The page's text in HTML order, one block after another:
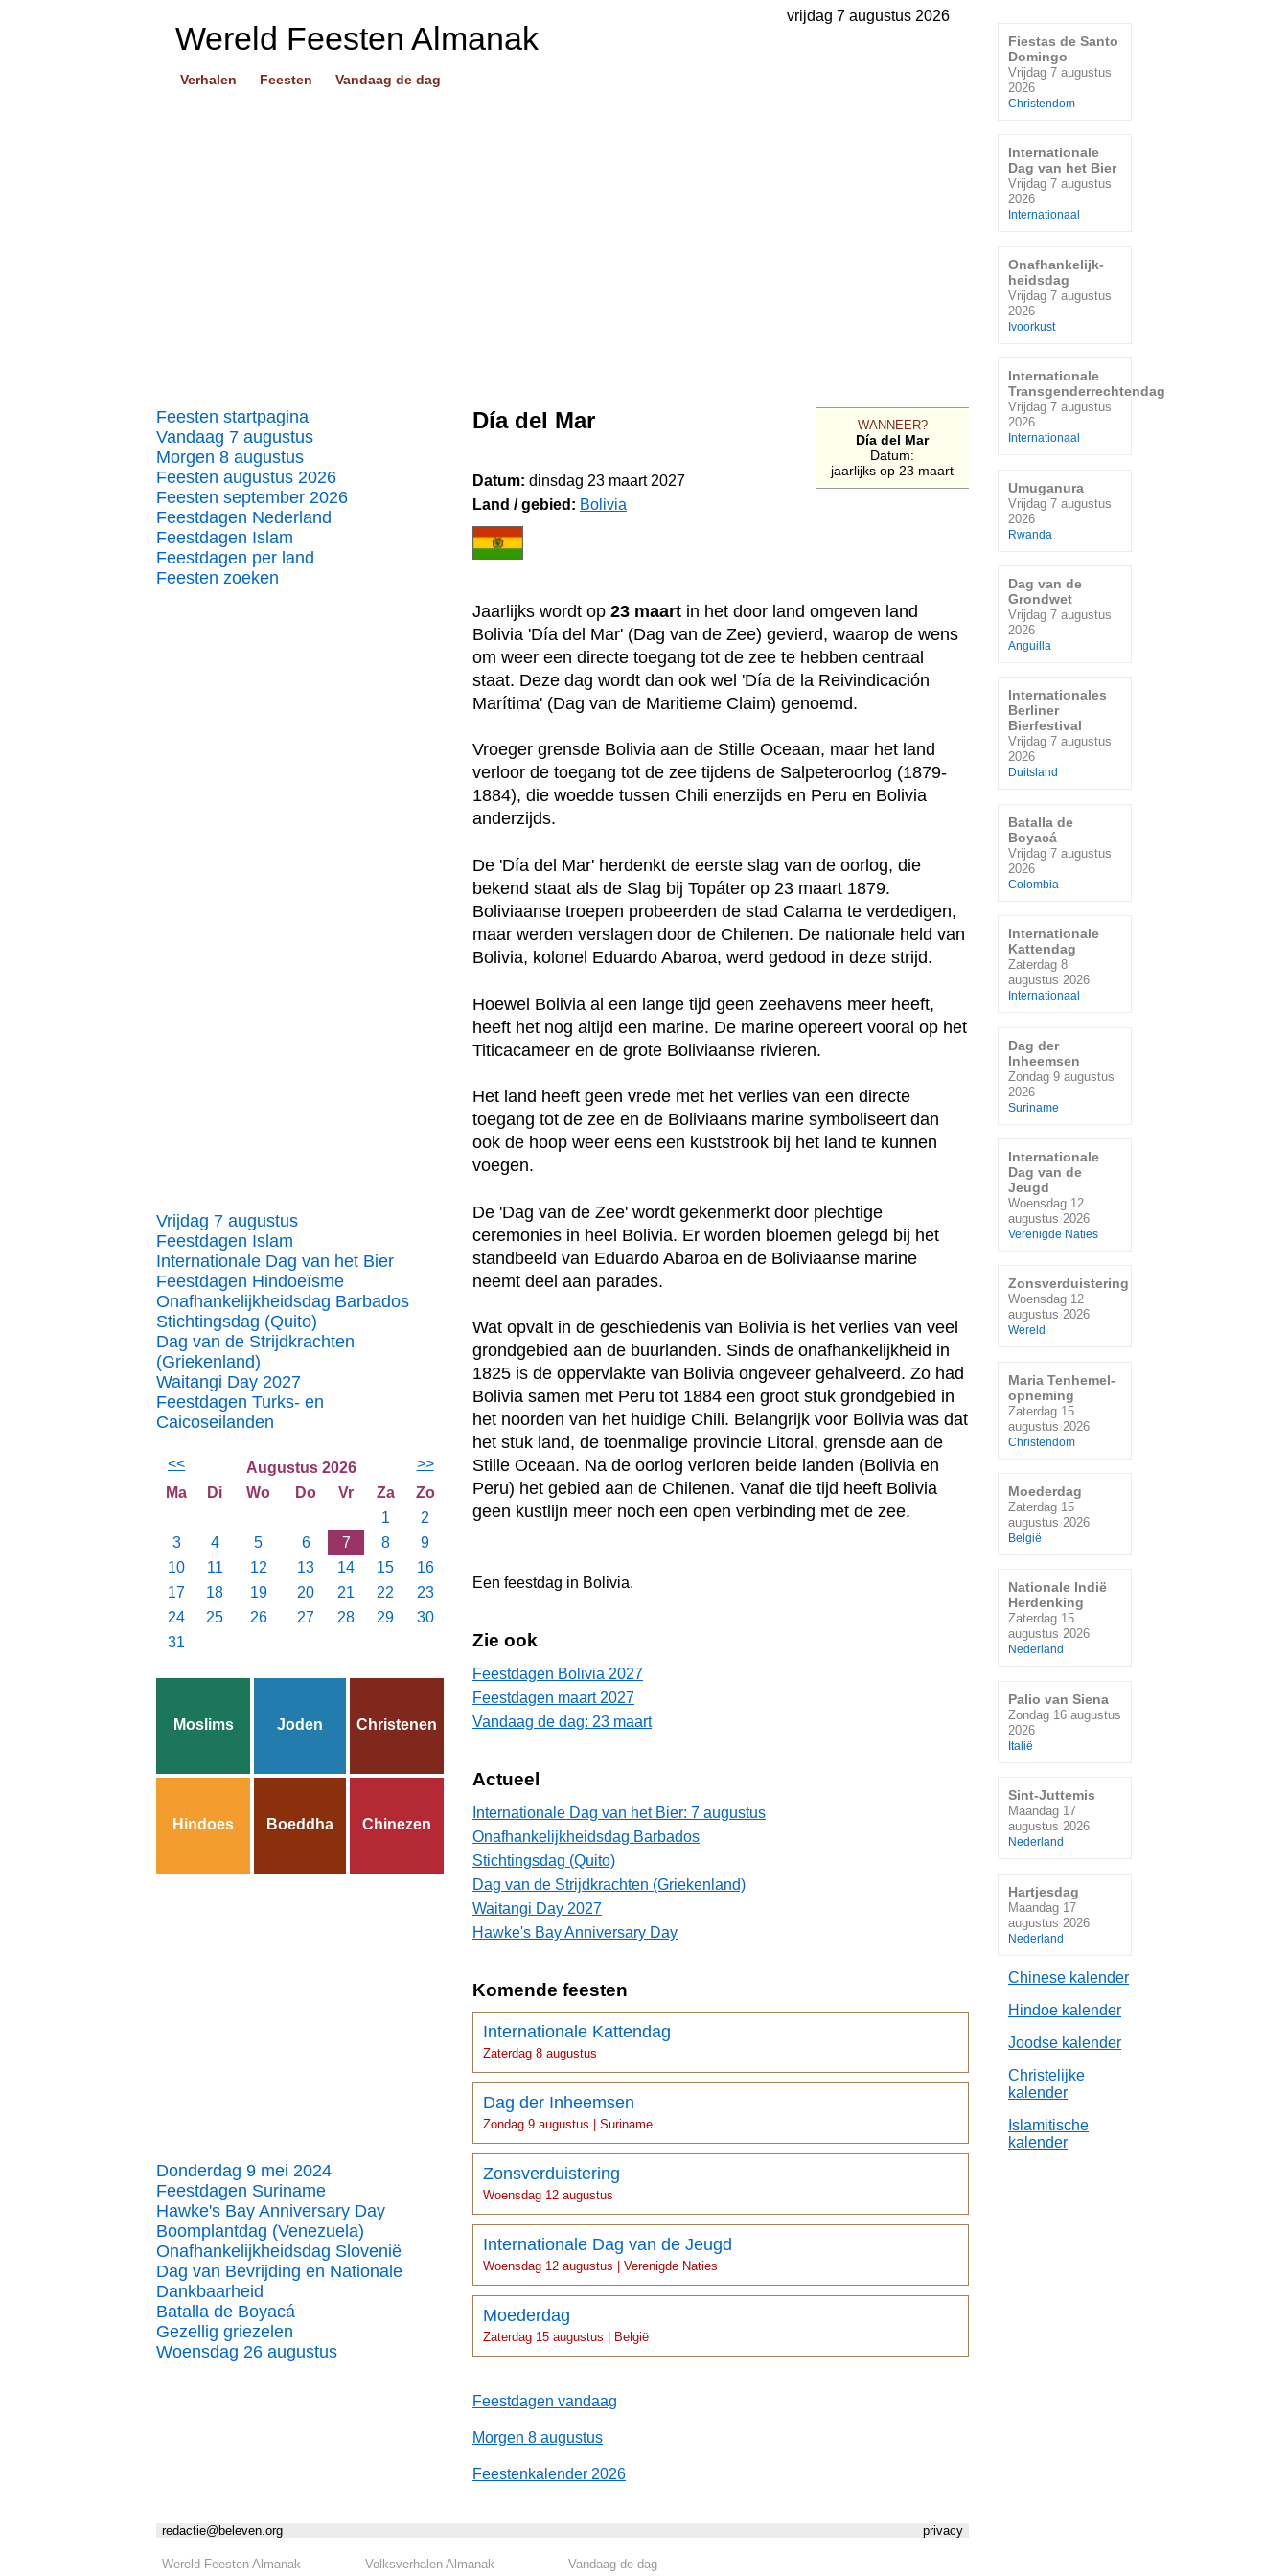
vrijdag 7 augustus 2026
Wereld Feesten Almanak
Verhalen Feesten Vandaag de dag
Feesten startpagina
Vandaag 7 augustus
Morgen 8 augustus
Feesten augustus 2026
Feesten september 2026
Feestdagen Nederland
Feestdagen Islam
Feestdagen per land
Feesten zoeken
Vrijdag 7 augustus
Feestdagen Islam
Internationale Dag van het Bier
Feestdagen Hindoeïsme
Onafhankelijkheidsdag Barbados
Stichtingsdag (Quito)
Dag van de Strijdkrachten
(Griekenland)
Waitangi Day 2027
Feestdagen Turks- en
Caicoseilanden
<< Augustus 2026
>>
Ma
Di Wo Do Vr Za
Zo
1
2
3
4 5 6 7 8
9
10
11 12 13 14 15
16
17
18 19 20 21 22
23
24
25 26 27 28 29
30
31
Moslims Joden Christenen
Hindoes Boeddha Chinezen
Donderdag 9 mei 2024
Feestdagen Suriname
Hawke's Bay Anniversary Day
Boomplantdag (Venezuela)
Onafhankelijkheidsdag Slovenië
Dag van Bevrijding en Nationale
Dankbaarheid
Batalla de Boyacá
Gezellig griezelen
Woensdag 26 augustus
WANNEER?
Día del Mar
Datum:
jaarlijks op 23 maart
Día del Mar
Datum: dinsdag 23 maart 2027
Land / gebied: Bolivia
Jaarlijks wordt op 23 maart in het door land omgeven land
Bolivia 'Día del Mar' (Dag van de Zee) gevierd, waarop de wens
om weer een directe toegang tot de zee te hebben centraal
staat. Deze dag wordt dan ook wel 'Día de la Reivindicación
Marítima' (Dag van de Maritieme Claim) genoemd.
Vroeger grensde Bolivia aan de Stille Oceaan, maar het land
verloor de toegang tot de zee tijdens de Salpeteroorlog (1879-
1884), die woedde tussen Chili enerzijds en Peru en Bolivia
anderzijds.
De 'Día del Mar' herdenkt de eerste slag van de oorlog, die
bekend staat als de Slag bij Topáter op 23 maart 1879.
Boliviaanse troepen probeerden de stad Calama te verdedigen,
maar werden verslagen door de Chilenen. De nationale held van
Bolivia, kolonel Eduardo Abaroa, werd gedood in deze strijd.
Hoewel Bolivia al een lange tijd geen zeehavens meer heeft,
heeft het nog altijd een marine. De marine opereert vooral op het
Titicacameer en de grote Boliviaanse rivieren.
Het land heeft geen vrede met het verlies van een directe
toegang tot de zee en de Boliviaans marine symboliseert dan
ook de hoop weer eens een kuststrook bij het land te kunnen
voegen.
De 'Dag van de Zee' wordt gekenmerkt door plechtige
ceremonies in heel Bolivia. Er worden bloemen gelegd bij het
standbeeld van Eduardo Abaroa en de Boliviaanse marine
neemt deel aan parades.
Wat opvalt in de geschiedenis van Bolivia is het verlies van veel
grondgebied aan de buurlanden. Sinds de onafhankelijkheid in
1825 is de oppervlakte van Bolivia ongeveer gehalveerd. Zo had
Bolivia samen met Peru tot 1884 een groot stuk grondgebied in
het noorden van het huidige Chili. Belangrijk voor Bolivia was dat
het stuk land, de toenmalige provincie Litoral, grensde aan de
Stille Oceaan. Na de oorlog verloren beide landen (Bolivia en
Peru) het gebied aan de Chilenen. Vanaf die tijd heeft Bolivia
geen kustlijn meer noch een open verbinding met de zee.
Een feestdag in Bolivia.
Zie ook
Feestdagen Bolivia 2027
Feestdagen maart 2027
Vandaag de dag: 23 maart
Actueel
Internationale Dag van het Bier: 7 augustus
Onafhankelijkheidsdag Barbados
Stichtingsdag (Quito)
Dag van de Strijdkrachten (Griekenland)
Waitangi Day 2027
Hawke's Bay Anniversary Day
Komende feesten
Internationale Kattendag
Zaterdag 8 augustus
Dag der Inheemsen
Zondag 9 augustus | Suriname
Zonsverduistering
Woensdag 12 augustus
Internationale Dag van de Jeugd
Woensdag 12 augustus | Verenigde Naties
Moederdag
Zaterdag 15 augustus | België
Feestdagen vandaag
Morgen 8 augustus
Feestenkalender 2026
privacy
redactie@beleven.org
Wereld Feesten Almanak Volksverhalen Almanak Vandaag de dag
Fiestas de Santo
Domingo
Vrijdag 7 augustus
2026
Christendom
Internationale
Dag van het Bier
Vrijdag 7 augustus
2026
Internationaal
Onafhankelijk-
heidsdag
Vrijdag 7 augustus
2026
Ivoorkust
Internationale
Transgenderrechtendag
Vrijdag 7 augustus
2026
Internationaal
Umuganura
Vrijdag 7 augustus
2026
Rwanda
Dag van de
Grondwet
Vrijdag 7 augustus
2026
Anguilla
Internationales
Berliner
Bierfestival
Vrijdag 7 augustus
2026
Duitsland
Batalla de
Boyacá
Vrijdag 7 augustus
2026
Colombia
Internationale
Kattendag
Zaterdag 8
augustus 2026
Internationaal
Dag der
Inheemsen
Zondag 9 augustus
2026
Suriname
Internationale
Dag van de
Jeugd
Woensdag 12
augustus 2026
Verenigde Naties
Zonsverduistering
Woensdag 12
augustus 2026
Wereld
Maria Tenhemel-
opneming
Zaterdag 15
augustus 2026
Christendom
Moederdag
Zaterdag 15
augustus 2026
België
Nationale Indië
Herdenking
Zaterdag 15
augustus 2026
Nederland
Palio van Siena
Zondag 16 augustus
2026
Italië
Sint-Juttemis
Maandag 17
augustus 2026
Nederland
Hartjesdag
Maandag 17
augustus 2026
Nederland
Chinese kalender
Hindoe kalender
Joodse kalender
Christelijke
kalender
Islamitische
kalender